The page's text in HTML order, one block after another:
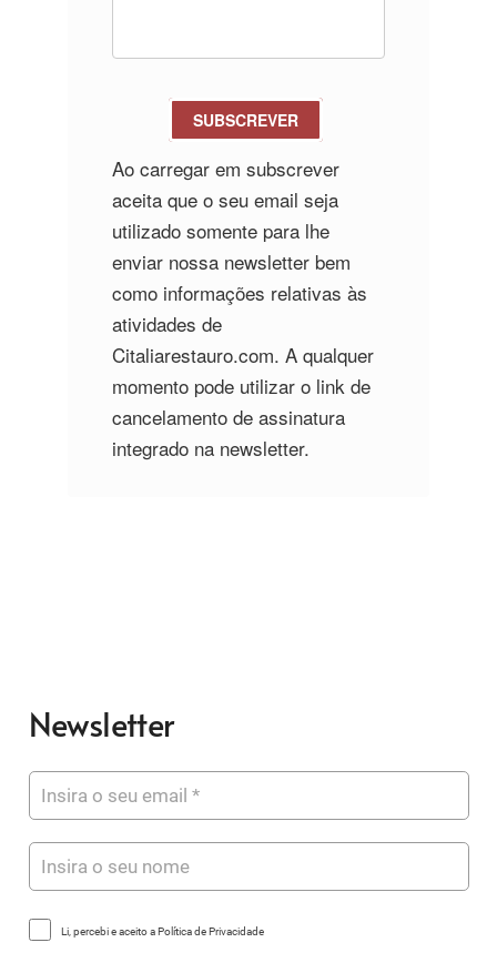
SUBSCREVER
Ao carregar em subscrever
aceita que o seu email seja
utilizado somente para lhe
enviar nossa newsletter bem
como informações relativas às
atividades de
Citaliarestauro.com. A qualquer
momento pode utilizar o link de
cancelamento de assinatura
integrado na newsletter.
Newsletter
Li, percebi e aceito a Política de Privacidade